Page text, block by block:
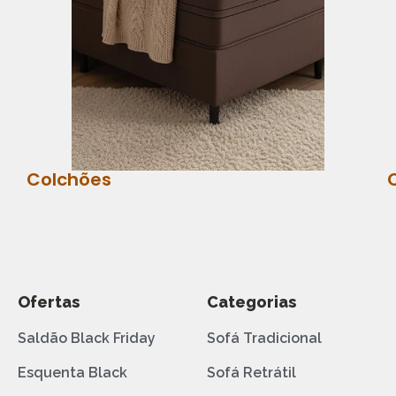
Colchões
Ofertas
Saldão Black Friday
Esquenta Black
Categorias
Sofá Tradicional
Sofá Retrátil